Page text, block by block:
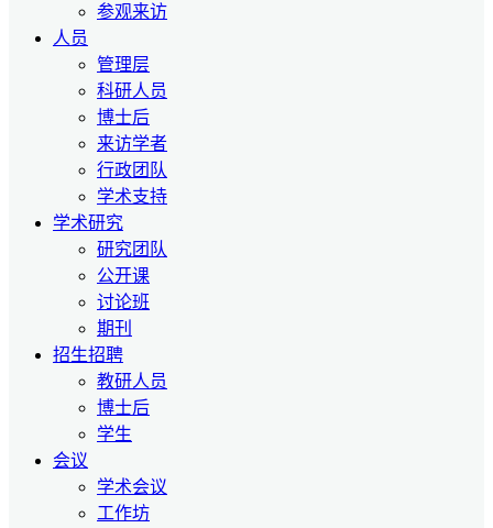
参观来访
人员
管理层
科研人员
博士后
来访学者
行政团队
学术支持
学术研究
研究团队
公开课
讨论班
期刊
招生招聘
教研人员
博士后
学生
会议
学术会议
工作坊